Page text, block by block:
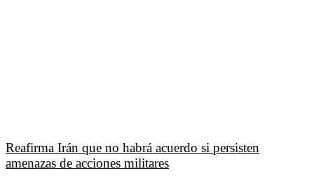
Reafirma Irán que no habrá acuerdo si persisten
amenazas de acciones militares